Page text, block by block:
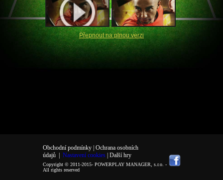
Přepnout na plnou verzi
Obchodní podmínky | Ochrana osobních
údajů| Nastavení cookies | Další hry
Copyright © 2011-2015- POWERPLAY MANAGER, s.r.o. -
All rights reserved